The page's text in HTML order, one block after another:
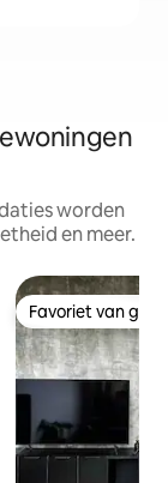
worden
en meer.
Favoriet van
Favoriet van